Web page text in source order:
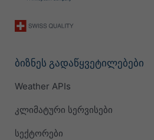
ბიზნეს გადაწყვეტილებები
Weather APIs
კლიმატური სერვისები
სექტორები